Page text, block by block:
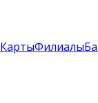
КартыФилиалы